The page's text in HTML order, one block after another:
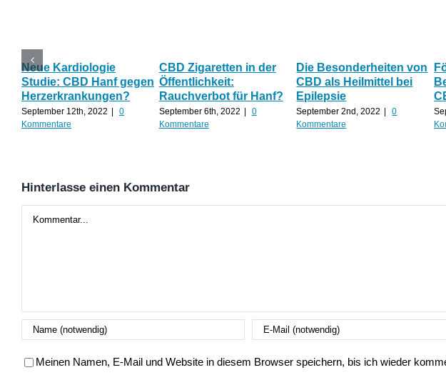
Neue Kardiologie
Studie: CBD Hanf gegen
Herzerkrankungen?
September 12th, 2022
0
Kommentare
CBD Zigaretten in der
Öffentlichkeit:
Rauchverbot für Hanf?
September 6th, 2022
0
Kommentare
Die Besonderheiten von
CBD als Heilmittel bei
Epilepsie
September 2nd, 2022
0
Kommentare
Hinterlasse einen Kommentar
Meinen Namen, E-Mail und Website in diesem Browser speichern, bis ich wieder